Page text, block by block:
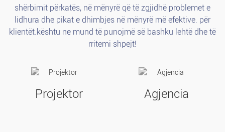
shërbimit përkatës, në mënyrë që të zgjidhë problemet e
lidhura dhe pikat e dhimbjes në mënyrë më efektive. për
klientët.kështu ne mund të punojmë së bashku lehtë dhe të
rritemi shpejt!
Projektor Agjencia